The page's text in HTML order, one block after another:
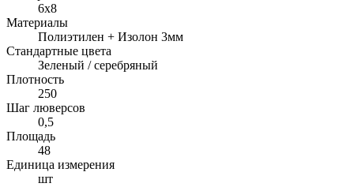
6х8
Материалы
Полиэтилен + Изолон 3мм
Стандартные цвета
Зеленый / серебряный
Плотность
250
Шаг люверсов
0,5
Площадь
48
Единица измерения
шт